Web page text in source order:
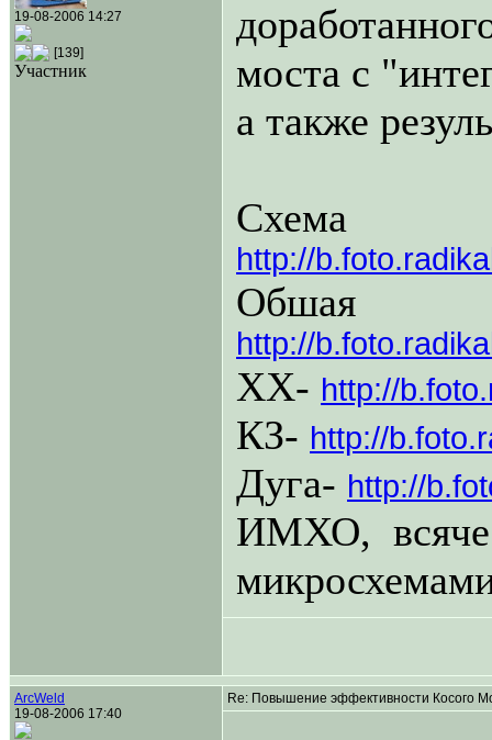
19-08-2006 14:27
[139]
Участник
моста с
а также
Схема
http://
http://
ХХ- http://
КЗ- http://
Дуга- http://
ИМХО,
ArcWeld
19-08-2006 17:40
Re: Повышение эффективности Косого